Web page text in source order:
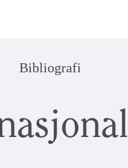
Bibliografi